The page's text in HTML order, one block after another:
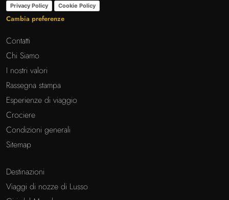
Privacy Policy Cookie Policy
Cambia preferenze
Contatti
Chi Siamo
I nostri valori
Rassegna stampa
Esperienze di viaggio
Crociere
Condizioni generali
Sitemap
Destinazioni
Viaggi di nozze di Lusso